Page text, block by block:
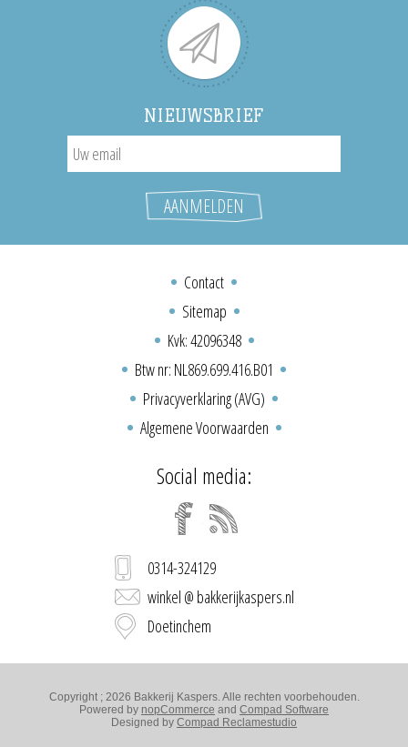
NIEUWSBRIEF
Contact
Sitemap
Kvk: 42096348
Btw nr: NL869.699.416.B01
Privacyverklaring (AVG)
Algemene Voorwaarden
Social media:
0314-324129
winkel @ bakkerijkaspers.nl
Doetinchem
Copyright ; 2026 Bakkerij Kaspers. Alle rechten voorbehouden.
Powered by nopCommerce and Compad Software
Designed by Compad Reclamestudio